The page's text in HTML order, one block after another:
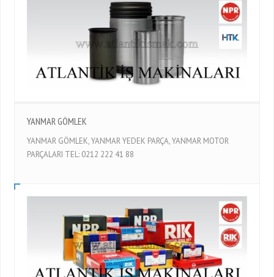
YANMAR GÖMLEK
YANMAR GÖMLEK, YANMAR YEDEK PARÇA, YANMAR MOTOR
PARÇALARI TEL: 0212 222 41 88